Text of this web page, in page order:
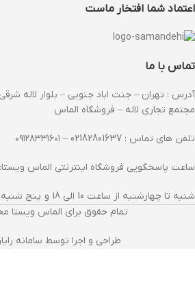
اعتماد شما افتخار ماست
تماس با ما
آدرس : تهران – جنت اباد جنوبی – بلوار لاله
مجتمع تجاری لاله – فروشگاه الماس
تلفن های تماس : 02182801637 – ۰۹۱۲۸۳۳۱۶۰۱
ساعت پاسخگویی فروشگاه اینترنتی الماس ویستا:
شنبه تا چهارشنبه از ساعت 10 الی 18 و پنج شنبه ها از ساعت 10 الی 14
تمام حقوق برای الماس ویستا
طراحی و اجرا توسط سامانه